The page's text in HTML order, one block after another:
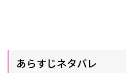
あらすじネタバレ